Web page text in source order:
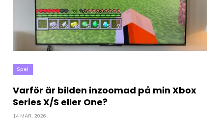
Spel
Varför är bilden inzoomad på min Xbox
Series X/S eller One?
14 MAR, 2026